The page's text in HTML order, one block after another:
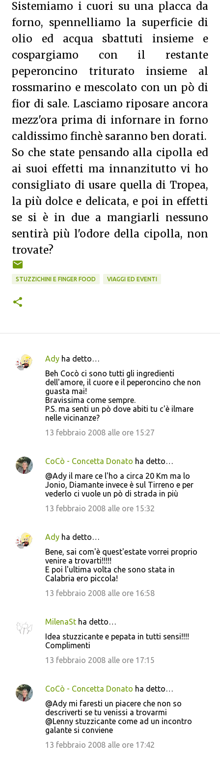
Sistemiamo i cuori su una placca da
forno, spennelliamo la superficie di
olio ed acqua sbattuti insieme e
cospargiamo con il restante
peperoncino triturato insieme al
rossmarino e mescolato con un pò di
fior di sale. Lasciamo riposare ancora
mezz'ora prima di infornare in forno
caldissimo finchè saranno ben dorati.
So che state pensando alla cipolla ed
ai suoi effetti ma innanzitutto vi ho
consigliato di usare quella di Tropea,
la più dolce e delicata, e poi in effetti
se si è in due a mangiarli nessuno
sentirà più l'odore della cipolla, non
trovate?
STUZZICHINI E FINGER FOOD VIAGGI ED EVENTI
C
i
Ady ha detto…
Beh Cocò ci sono tutti gli ingredienti
dell'amore, il cuore e il peperoncino che non
guasta mai!
Bravissima come sempre.
P.S. ma senti un pò dove abiti tu c'è ilmare
nelle vicinanze?
13 febbraio 2008 alle ore 15:27
CoCò - Concetta Donato ha detto…
@Ady il mare ce l'ho a circa 20 Km ma lo
Jonio, Diamante invece è sul Tirreno e per
vederlo ci vuole un pò di strada in più
13 febbraio 2008 alle ore 15:32
Ady ha detto…
Bene, sai com'è quest'estate vorrei proprio
venire a trovarti!!!!!
E poi l'ultima volta che sono stata in
Calabria ero piccola!
13 febbraio 2008 alle ore 16:58
MilenaSt ha detto…
Idea stuzzicante e pepata in tutti sensi!!!!
Complimenti
13 febbraio 2008 alle ore 17:15
CoCò - Concetta Donato ha detto…
@Ady mi faresti un piacere che non so
descriverti se tu venissi a trovarmi
@Lenny stuzzicante come ad un incontro
galante si conviene
13 febbraio 2008 alle ore 17:42